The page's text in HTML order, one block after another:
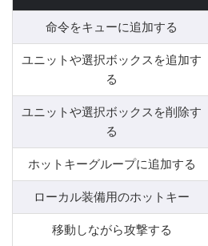
命令をキューに追加する
ユニットや選択ボックスを追加す
る
ユニットや選択ボックスを削除す
る
ホットキーグループに追加する
ローカル装備用のホットキー
移動しながら攻撃する